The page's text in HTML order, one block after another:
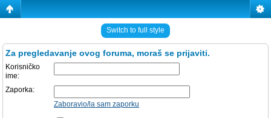
Switch to full style
Za pregledavanje ovog foruma, moraš se prijaviti.
Korisničko
ime:
Zaporka:
Zaboravio/la sam zaporku